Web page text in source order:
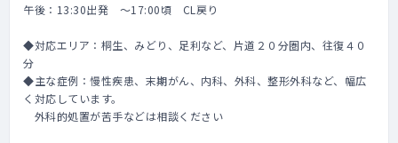
午後：13:30出発 ～17:00頃 CL戻り
◆対応エリア：桐生、みどり、足利など、片道２０分圏内、往復４０
分
◆主な症例：慢性疾患、末期がん、内科、外科、整形外科など、幅広
く対応しています。
外科的処置が苦手などは相談ください